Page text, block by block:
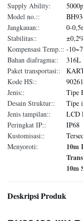
Supply Ability:
Model no.::
Jangkauan::
0-
Stabilitas::
Kompensasi Temp.:: -
Bahan diafragma::
316L
Paket transportasi::
Kode HS::
Jenis::
Tipe
Desain Struktur::
Tipe
Jenis tampilan::
LCD
Peringkat IP::
IP68
Kustomisasi::
Menyoroti:
10m
10m
Deskripsi Produk